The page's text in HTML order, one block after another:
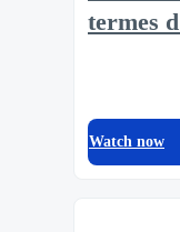
termes
Watch now